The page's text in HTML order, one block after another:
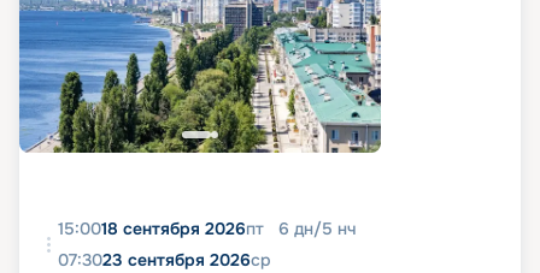
15:0018 сентября 2026пт 6 дн/5 нч
07:3023 сентября 2026ср